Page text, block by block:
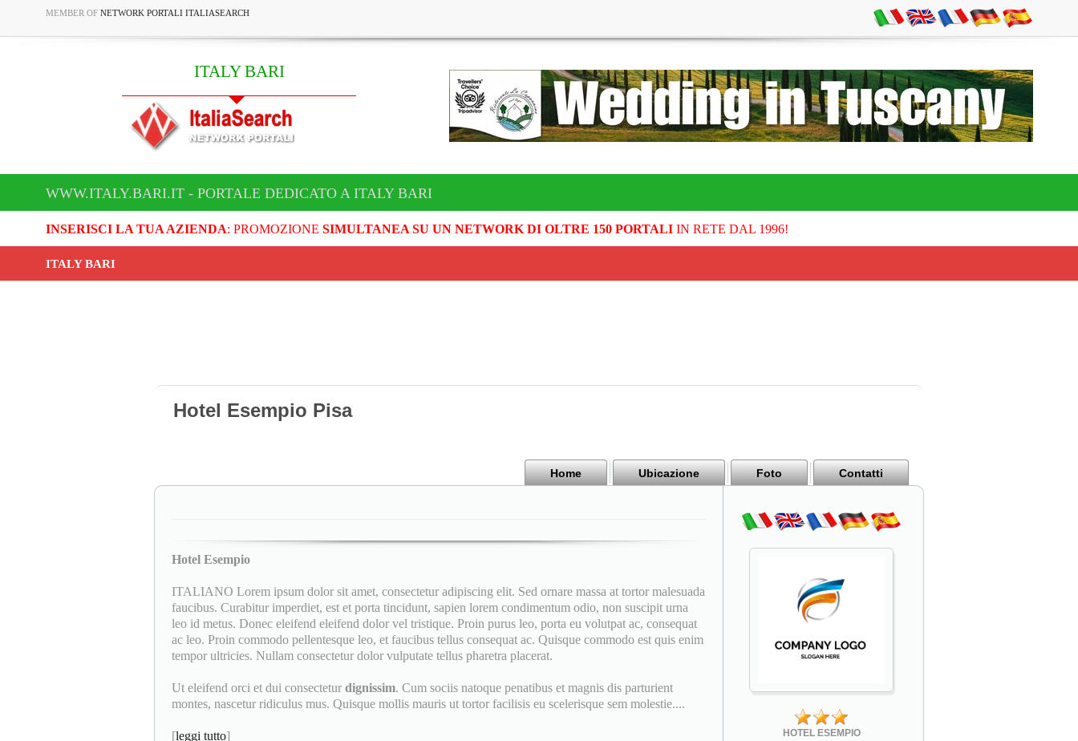
MEMBER OF NETWORK PORTALI ITALIASEARCH
ITALY BARI
WWW.ITALY.BARI.IT - PORTALE DEDICATO A ITALY BARI
INSERISCI LA TUA AZIENDA: PROMOZIONE SIMULTANEA SU UN NETWORK DI OLTRE 150 PORTALIIN RETE DAL 1996!
ITALY BARI
Hotel Esempio Pisa
Home Ubicazione Foto Contatti
Hotel Esempio
ITALIANO Lorem ipsum dolor sit amet, consectetur adipiscing elit. Sed ornare massa at tortor malesuada
faucibus. Curabitur imperdiet, est et porta tincidunt, sapien lorem condimentum odio, non suscipit urna
leo id metus. Donec eleifend eleifend dolor vel tristique. Proin purus leo, porta eu volutpat ac, consequat
ac leo. Proin commodo pellentesque leo, et faucibus tellus consequat ac. Quisque commodo est quis enim
tempor ultricies. Nullam consectetur dolor vulputate tellus pharetra placerat.
Ut eleifend orci et dui consectetur dignissim. Cum sociis natoque penatibus et magnis dis parturient
montes, nascetur ridiculus mus. Quisque mollis mauris ut tortor facilisis eu scelerisque sem molestie....
[leggi tutto]
HOTEL ESEMPIO